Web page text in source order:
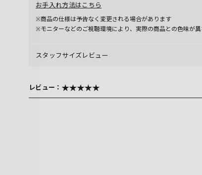
お手入れ方法はこちら
※商品の仕様は予告なく変更される場合があります
※モニターなどのご視聴環境により、実際の商品との色味が
スタッフサイズレビュー
レビュー：